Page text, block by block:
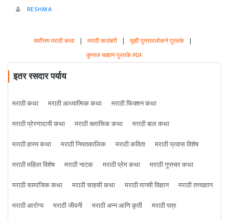
RESHMA
सर्वोत्तम मराठी कथा | मराठी कादंबरी | मूव्ही पुनरावलोकने पुस्तके |
कुणाल चव्हाण पुस्तके PDF
इतर रसदार पर्याय
मराठी कथा मराठी आध्यात्मिक कथा
मराठी फिक्शन कथा
मराठी प्रेरणादायी कथा
मराठी क्लासिक कथा
मराठी बाल कथा
मराठी हास्य कथा
मराठी नियतकालिक मराठी कविता
मराठी प्रवास विशेष
मराठी महिला विशेष
मराठी नाटक मराठी प्रेम कथा
मराठी गुप्तचर कथा
मराठी सामाजिक कथा
मराठी साहसी कथा मराठी मानवी विज्ञान
मराठी तत्त्वज्ञान
मराठी आरोग्य
मराठी जीवनी मराठी अन्न आणि कृती
मराठी पत्र